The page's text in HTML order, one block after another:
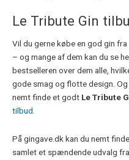
Le Tribute Gin
Vil du gerne købe en god gin
– og mange af dem kan du se
bestselleren over dem alle,
gode smag og flotte design.
nemt finde et godt Le Tribute
tilbud.
På gingave.dk kan du nemt
samlet et spændende udvalg